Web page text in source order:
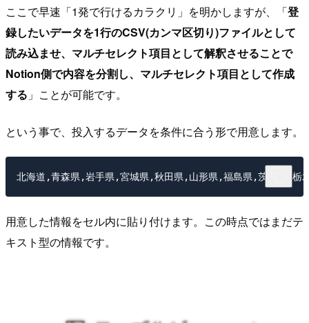
ここで早速「1発で行けるカラクリ」を明かしますが、「登
録したいデータを1行のCSV(カンマ区切り)ファイルとして
読み込ませ、マルチセレクト項目として解釈させることで
Notion側で内容を分割し、マルチセレクト項目として作成
する 」ことが可能です。
という事で、投入するデータを条件に合う形で用意します。
用意した情報をセル内に貼り付けます。この時点ではまだテ
キスト型の情報です。